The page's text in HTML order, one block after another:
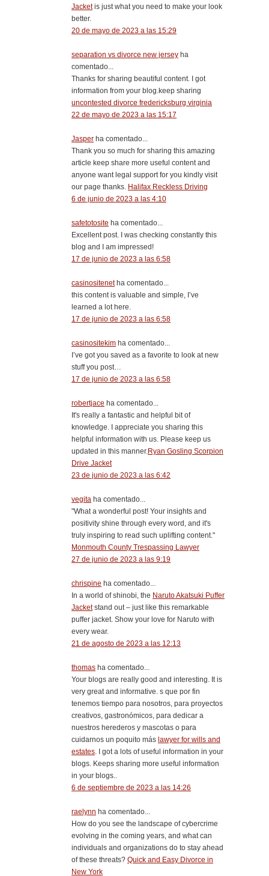
Jacketis just what you need to make your look
better.
20 de mayo de 2023 a las 15:29
separation vs divorce new jersey ha
comentado...
Thanks for sharing beautiful content. I got
information from your blog.keep sharing
uncontested divorce fredericksburg virginia
22 de mayo de 2023 a las 15:17
Jasper ha comentado...
Thank you so much for sharing this amazing
article keep share more useful content and
anyone want legal support for you kindly visit
our page thanks. Halifax Reckless Driving
6 de junio de 2023 a las 4:10
safetotosite ha comentado...
Excellent post. I was checking constantly this
blog and I am impressed!
17 de junio de 2023 a las 6:58
casinositenetha comentado...
this content is valuable and simple, I’ve
learned a lot here.
17 de junio de 2023 a las 6:58
casinositekim ha comentado...
I’ve got you saved as a favorite to look at new
stuff you post…
17 de junio de 2023 a las 6:58
robertjace ha comentado...
It's really a fantastic and helpful bit of
knowledge. I appreciate you sharing this
helpful information with us. Please keep us
updated in this manner.Ryan Gosling Scorpion
Drive Jacket
23 de junio de 2023 a las 6:42
vegita ha comentado...
"What a wonderful post! Your insights and
positivity shine through every word, and it's
truly inspiring to read such uplifting content."
Monmouth County Trespassing Lawyer
27 de junio de 2023 a las 9:19
chrispine ha comentado...
In a world of shinobi, the Naruto Akatsuki Puffer
Jacketstand out – just like this remarkable
puffer jacket. Show your love for Naruto with
every wear.
21 de agosto de 2023 a las 12:13
thomas ha comentado...
Your blogs are really good and interesting. It is
very great and informative. s que por fin
tenemos tiempo para nosotros, para proyectos
creativos, gastronómicos, para dedicar a
nuestros herederos y mascotas o para
cuidarnos un poquito más lawyer for wills and
estates. I got a lots of useful information in your
blogs. Keeps sharing more useful information
in your blogs..
6 de septiembre de 2023 a las 14:26
raelynn ha comentado...
How do you see the landscape of cybercrime
evolving in the coming years, and what can
individuals and organizations do to stay ahead
of these threats? Quick and Easy Divorce in
New York